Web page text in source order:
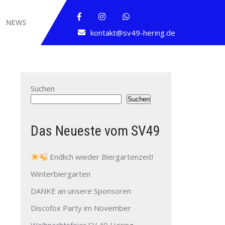
kontakt@sv49-hering.de
NEWS
Suchen
Suchen
Das Neueste vom SV49
Endlich wieder Biergartenzeit!
Winterbiergarten
DANKE an unsere Sponsoren
Discofox Party im November